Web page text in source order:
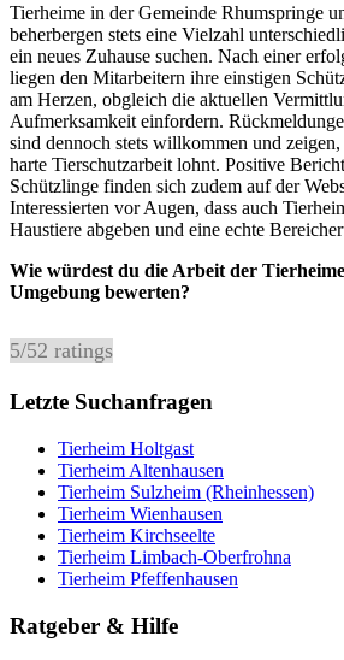
Tierheime in der Gemeinde Rhumspringe
beherbergen stets eine Vielzahl
ein neues Zuhause suchen. Nach einer
liegen den Mitarbeitern ihre einstigen
am Herzen, obgleich die aktuellen
Aufmerksamkeit einfordern.
sind dennoch stets willkommen und
harte Tierschutzarbeit lohnt. Positive
Schützlinge finden sich zudem auf der
Interessierten vor Augen, dass auch
Haustiere abgeben und eine echte
Wie würdest du die Arbeit der
Umgebung bewerten?
5/52 ratings
Letzte Suchanfragen
Tierheim Holtgast
Tierheim Altenhausen
Tierheim Sulzheim (Rheinhessen)
Tierheim Wienhausen
Tierheim Kirchseelte
Tierheim Limbach-Oberfrohna
Tierheim Pfeffenhausen
Ratgeber & Hilfe